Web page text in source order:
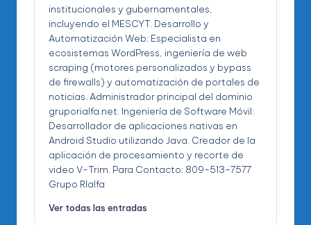
institucionales y gubernamentales,
incluyendo el MESCYT. Desarrollo y
Automatización Web: Especialista en
ecosistemas WordPress, ingeniería de web
scraping (motores personalizados y bypass
de firewalls) y automatización de portales de
noticias. Administrador principal del dominio
gruporialfa.net. Ingeniería de Software Móvil:
Desarrollador de aplicaciones nativas en
Android Studio utilizando Java. Creador de la
aplicación de procesamiento y recorte de
video V-Trim. Para Contacto: 809-513-7577
Grupo RIalfa
Ver todas las entradas